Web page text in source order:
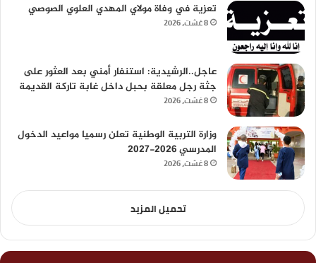
تعزية في وفاة مولاي المهدي العلوي الصوصي
8 غشت، 2026
عاجل..الرشيدية: استنفار أمني بعد العثور على
جثة رجل معلقة بحبل داخل غابة تاركة القديمة
8 غشت، 2026
وزارة التربية الوطنية تعلن رسميا مواعيد الدخول
المدرسي 2026-2027
8 غشت، 2026
تحميل المزيد